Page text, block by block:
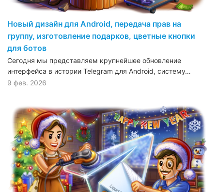
Новый дизайн для Android, передача прав на
группу, изготовление подарков, цветные кнопки
для ботов
Сегодня мы представляем крупнейшее обновление
интерфейса в истории Telegram для Android, систему…
9 фев. 2026